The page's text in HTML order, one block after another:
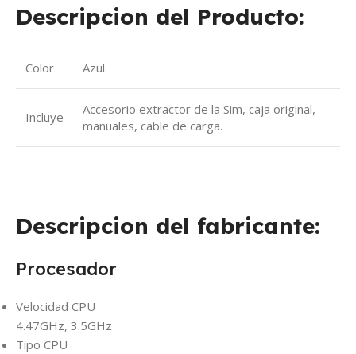
Descripcion del Producto:
Color Azul.
Incluye
Accesorio extractor de la Sim, caja original,
manuales, cable de carga.
Descripcion del fabricante:
Procesador
Velocidad CPU
4.47GHz, 3.5GHz
Tipo CPU